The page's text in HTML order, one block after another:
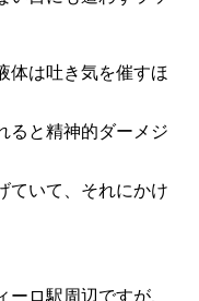
体は吐き気を催すほ
ると精神的ダーメジ
ていて、それにかけ
ロ駅周辺ですが、